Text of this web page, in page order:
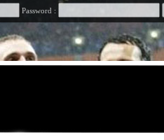
Password :